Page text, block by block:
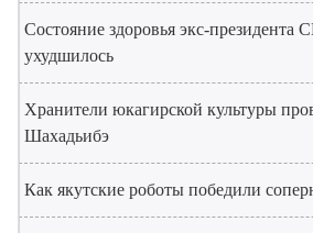
Состояние здоровья экс-
ухудшилось
Хранители юкагирской культуры
Шахадьибэ
Как якутские роботы победили